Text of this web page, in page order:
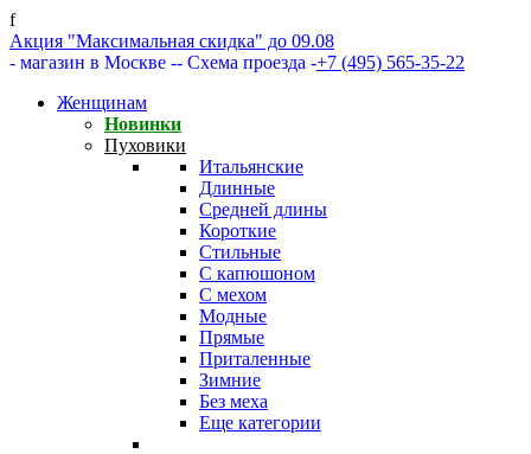
f
Акция "Максимальная скидка" до 09.08
- магазин в Москве -- Схема проезда -+7 (495) 565-35-22
Женщинам
Новинки
Пуховики
Итальянские
Длинные
Средней длины
Короткие
Стильные
С капюшоном
С мехом
Модные
Прямые
Приталенные
Зимние
Без меха
Еще категории